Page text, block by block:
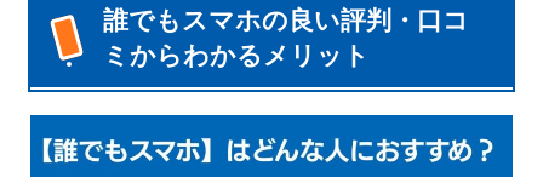
誰でもスマホの良い評判・口コ
ミからわかるメリット